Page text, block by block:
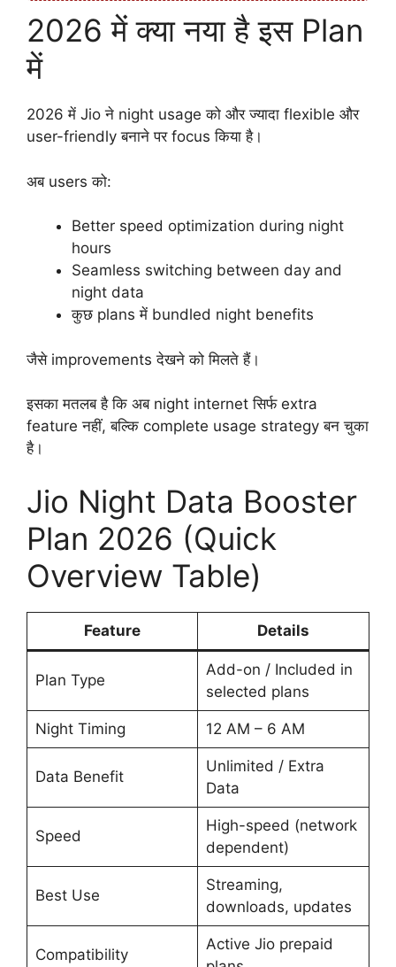
2026 में क्या नया है इस Plan
में
2026 में Jio ने night usage को और ज्यादा flexible और
user-friendly बनाने पर focus किया है।
अब users को:
Better speed optimization during night
hours
Seamless switching between day and
night data
कुछ plans में bundled night benefits
जैसे improvements देखने को मिलते हैं।
इसका मतलब है कि अब night internet सिर्फ extra
feature नहीं, बल्कि complete usage strategy बन चुका
है।
Jio Night Data Booster
Plan 2026 (Quick
Overview Table)
Feature Details
Plan Type
Add-on / Included in
selected plans
Night Timing 12 AM – 6 AM
Data Benefit
Unlimited / Extra
Data
Speed
High-speed (network
dependent)
Best Use
Streaming,
downloads, updates
Compatibility
Active Jio prepaid